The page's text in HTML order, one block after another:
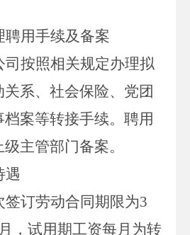
聘用手续及备案
司按照相关规定办理拟
系、社会保险、党团
案等转接手续。 聘用
主管部门备案。
遇
签订劳动合同期限为3
，试用期工资每月为转